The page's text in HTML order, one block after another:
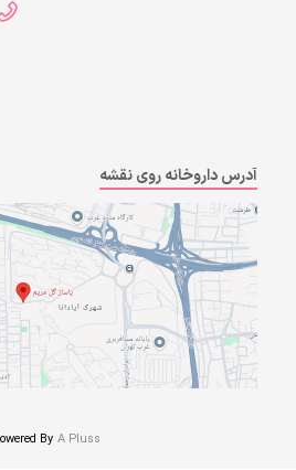
آدرس داروخانه روی نقشه
A Pluss
By